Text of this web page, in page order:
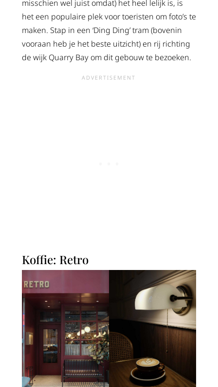
misschien wel juist omdat) het heel lelijk is, is
het een populaire plek voor toeristen om foto’s te
maken. Stap in een ‘Ding Ding’ tram (bovenin
vooraan heb je het beste uitzicht) en rij richting
de wijk Quarry Bay om dit gebouw te bezoeken.
Koffie: Retro